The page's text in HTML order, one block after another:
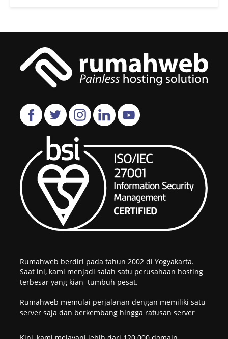
Rumahweb berdiri pada tahun 2002 di Yogyakarta.
Saat ini, kami menjadi salah satu perusahaan hosting
terbesar yang kian tumbuh pesat.
Rumahweb memulai perjalanan dengan memiliki satu
server saja dan berkembang hingga ratusan server